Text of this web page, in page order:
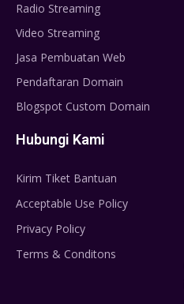
Radio Streaming
Video Streaming
Jasa Pembuatan Web
Pendaftaran Domain
Blogspot Custom Domain
Hubungi Kami
Kirim Tiket Bantuan
Acceptable Use Policy
Privacy Policy
Terms & Conditons